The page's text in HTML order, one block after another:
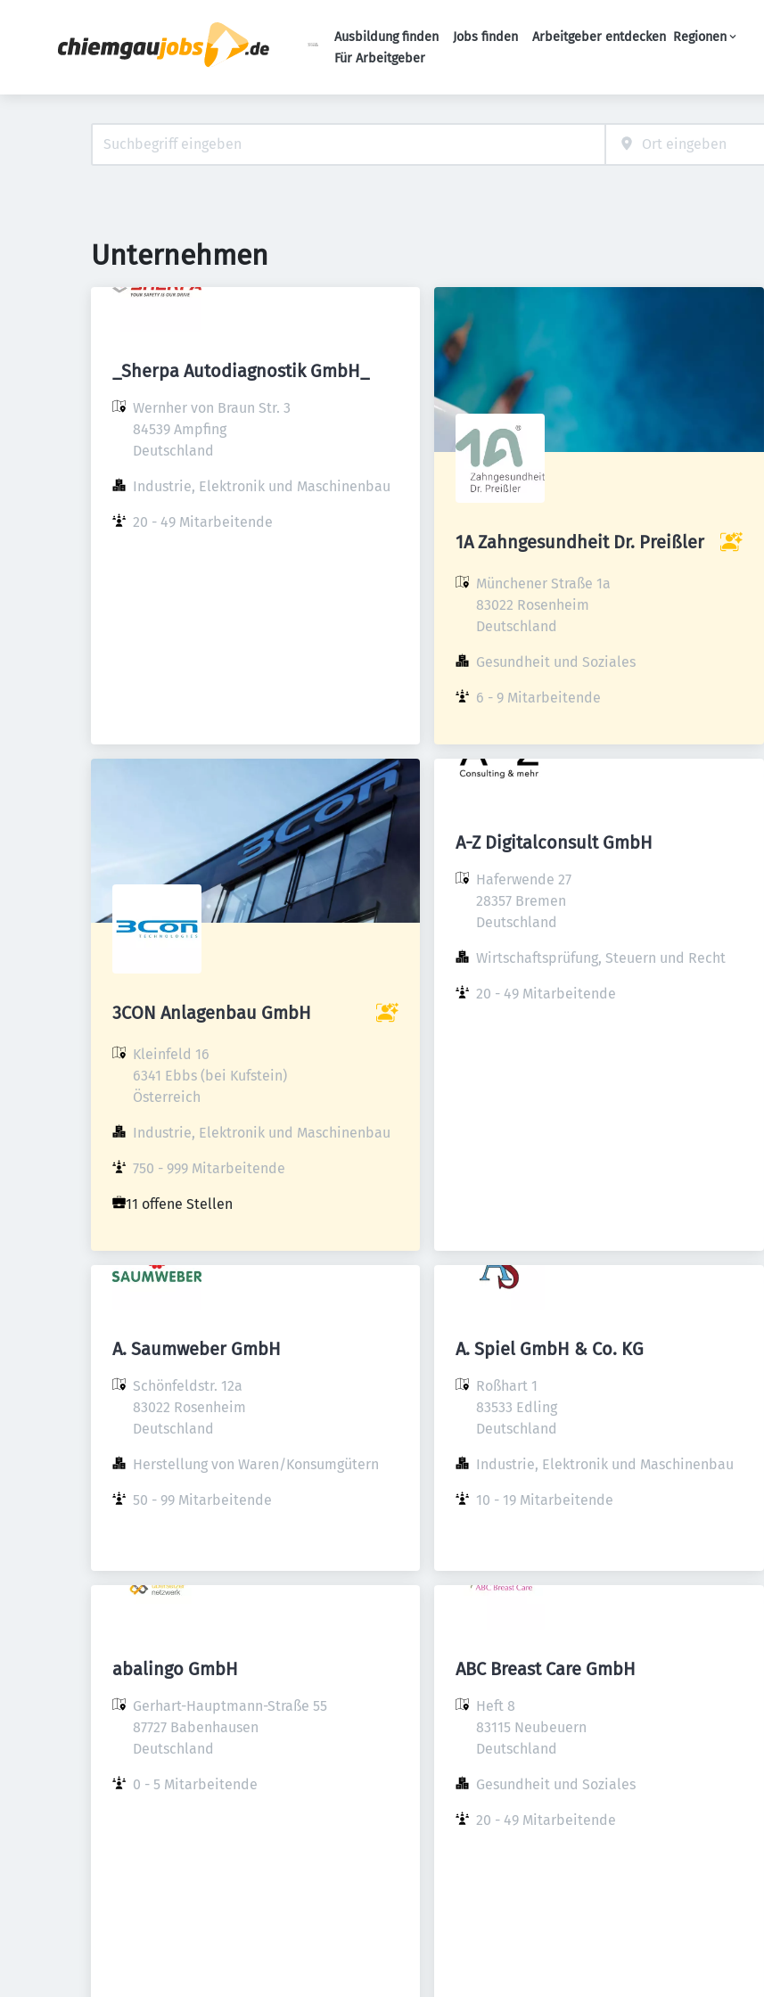
Ausbildung finden Jobs finden Arbeitgeber entdecken Regionen
Für Arbeitgeber
Unternehmen
_Sherpa Autodiagnostik GmbH_
Wernher von Braun Str. 3
84539 Ampfing
Deutschland
Industrie, Elektronik und Maschinenbau
20 - 49 Mitarbeitende
1A Zahngesundheit Dr. Preißler
Münchener Straße 1a
83022 Rosenheim
Deutschland
Gesundheit und Soziales
6 - 9 Mitarbeitende
3CON Anlagenbau GmbH
Kleinfeld 16
6341 Ebbs (bei Kufstein)
Österreich
Industrie, Elektronik und Maschinenbau
750 - 999 Mitarbeitende
11 offene Stellen
A-Z Digitalconsult GmbH
Haferwende 27
28357 Bremen
Deutschland
Wirtschaftsprüfung, Steuern und Recht
20 - 49 Mitarbeitende
A. Saumweber GmbH
Schönfeldstr. 12a
83022 Rosenheim
Deutschland
Herstellung von Waren/Konsumgütern
50 - 99 Mitarbeitende
A. Spiel GmbH & Co. KG
Roßhart 1
83533 Edling
Deutschland
Industrie, Elektronik und Maschinenbau
10 - 19 Mitarbeitende
abalingo GmbH
Gerhart-Hauptmann-Straße 55
87727 Babenhausen
Deutschland
0 - 5 Mitarbeitende
ABC Breast Care GmbH
Heft 8
83115 Neubeuern
Deutschland
Gesundheit und Soziales
20 - 49 Mitarbeitende